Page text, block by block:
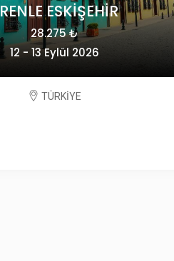
MARDİN GEZİSİ
49.900 ₺
25 - 27 Eylül 2026
TÜRKİYE